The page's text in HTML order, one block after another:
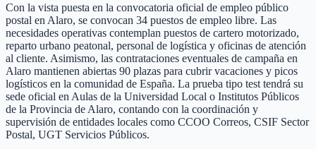
Con la vista puesta en la convocatoria oficial de empleo público
postal en Alaro, se convocan 34 puestos de empleo libre. Las
necesidades operativas contemplan puestos de cartero motorizado,
reparto urbano peatonal, personal de logística y oficinas de atención
al cliente. Asimismo, las contrataciones eventuales de campaña en
Alaro mantienen abiertas 90 plazas para cubrir vacaciones y picos
logísticos en la comunidad de España. La prueba tipo test tendrá su
sede oficial en Aulas de la Universidad Local o Institutos Públicos
de la Provincia de Alaro, contando con la coordinación y
supervisión de entidades locales como CCOO Correos, CSIF Sector
Postal, UGT Servicios Públicos.